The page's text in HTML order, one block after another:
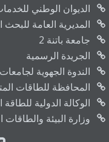
الديوان الوطني
المديرية العامة
جامعة باتنة 2
الجريدة الرسمية
الندوة الجهوية
المحافظة للطاقات
الوكالة الدولية للطاقة
وزارة البيئة والطاقات